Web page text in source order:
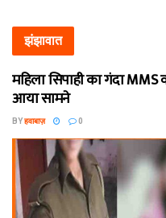
झंझावात
महिला सिपाही का गंदा
आया सामने
BYहवाबाज़ 0